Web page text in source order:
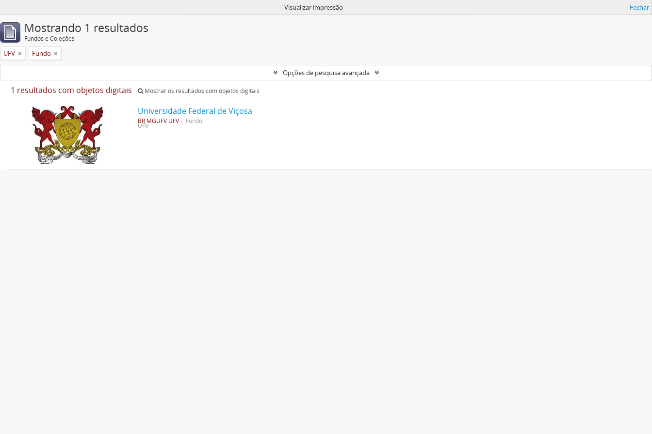
Visualizar impressão Fechar
Mostrando 1 resultados
Fundos e Coleções
UFV Fundo
Opções de pesquisa avançada
1 resultados com objetos digitais Mostrar os resultados com objetos digitais
Universidade Federal de Viçosa
BR MGUFV UFV Fundo
UFV